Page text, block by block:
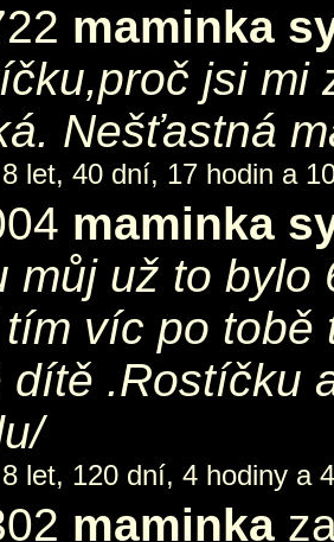
maminka
jsi mi
Nešťastná
let, 40 dní, 17 hodin a
maminka
můj už to bylo
víc po tobě
dítě .Rostíčku
let, 120 dní, 4 hodiny a
maminka